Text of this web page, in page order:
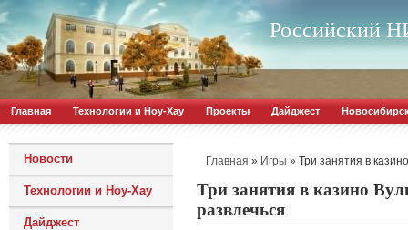
Российский
Главная Технологии и Ноу-Хау Проекты Дайджест
Новости
Технологии и Ноу-Хау
Дайджест
Главная » Игры » Три занятия в
Три занятия в казино
развлечься